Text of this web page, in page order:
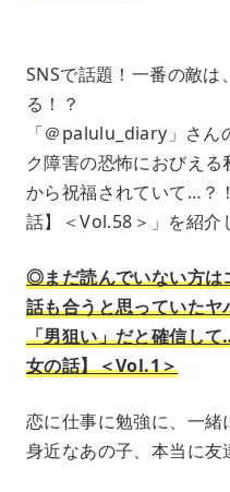
SNSで話題！一番の敵
る！？
「＠palulu_diary」さ
ク障害の恐怖におびえる
から祝福されていて…？
話】＜Vol.58＞」を紹介
◎まだ読んでいない方は
話も合うと思っていた
「男狙い」だと確信し
女の話】＜Vol.1＞
恋に仕事に勉強に、一
身近なあの子、本当に友